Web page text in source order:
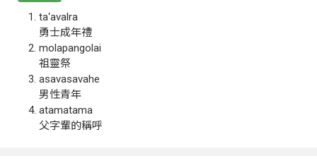
ta‘avalra
勇士成年禮
molapangolai
祖靈祭
asavasavahe
男性青年
atamatama
父字輩的稱呼